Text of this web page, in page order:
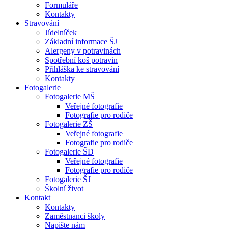
Formuláře
Kontakty
Stravování
Jídelníček
Základní informace ŠJ
Alergeny v potravinách
Spotřební koš potravin
Přihláška ke stravování
Kontakty
Fotogalerie
Fotogalerie MŠ
Veřejné fotografie
Fotografie pro rodiče
Fotogalerie ZŠ
Veřejné fotografie
Fotografie pro rodiče
Fotogalerie ŠD
Veřejné fotografie
Fotografie pro rodiče
Fotogalerie ŠJ
Školní život
Kontakt
Kontakty
Zaměstnanci školy
Napište nám